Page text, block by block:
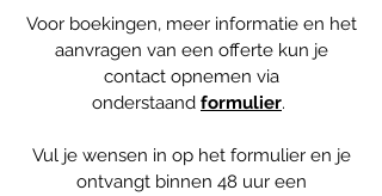
Voor boekingen, meer informatie en het
aanvragen van een offerte kun je
contact opnemen via
onderstaand formulier.
Vul je wensen in op het formulier en je
ontvangt binnen 48 uur een